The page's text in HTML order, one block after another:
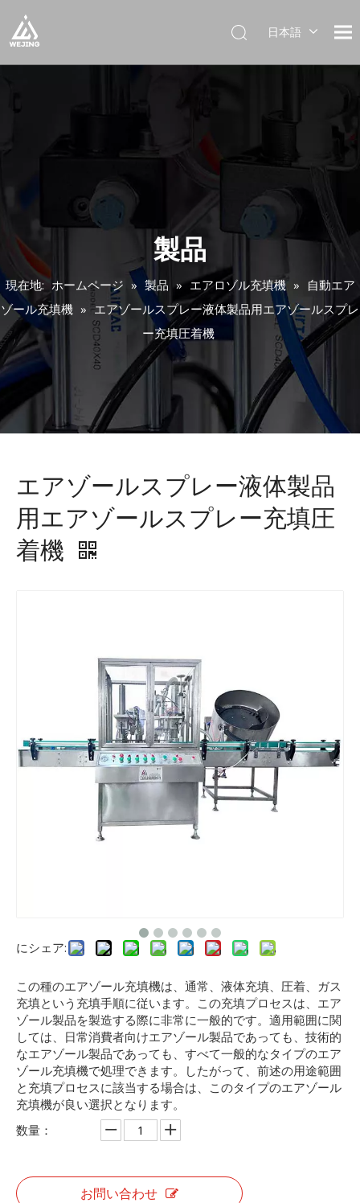
日本語
Pусский
Português
Italiano
한국어
製品
現在地: ホームページ » 製品 » エアロゾル充填機 » 自動エア
ゾール充填機 » エアゾールスプレー液体製品用エアゾールスプレ
ー充填圧着機
エアゾールスプレー液体製品
用エアゾールスプレー充填圧
着機
にシェア:
この種のエアゾール充填機は、通常、液体充填、圧着、ガス
充填という充填手順に従います。この充填プロセスは、エア
ゾール製品を製造する際に非常に一般的です。適用範囲に関
しては、日常消費者向けエアゾール製品であっても、技術的
なエアゾール製品であっても、すべて一般的なタイプのエア
ゾール充填機で処理できます。したがって、前述の用途範囲
と充填プロセスに該当する場合は、このタイプのエアゾール
充填機が良い選択となります。
数量：
お問い合わせ